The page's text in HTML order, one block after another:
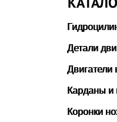
Детали
Двигатели
Карданы и
Коронки